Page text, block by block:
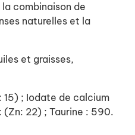
combinaison de
naturelles et la
et graisses,
15) ; Iodate de calcium
(Zn: 22) ; Taurine : 590.